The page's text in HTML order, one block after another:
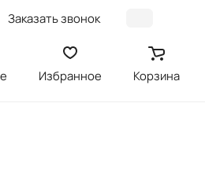
Заказать звонок
Избранное Корзина